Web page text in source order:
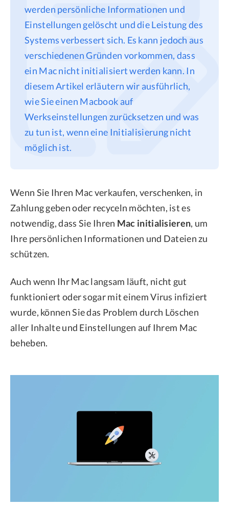
werden persönliche Informationen und
Einstellungen gelöscht und die Leistung des
Systems verbessert sich. Es kann jedoch aus
verschiedenen Gründen vorkommen, dass
ein Mac nicht initialisiert werden kann. In
diesem Artikel erläutern wir ausführlich,
wie Sie einen Macbook auf
Werkseinstellungen zurücksetzen und was
zu tun ist, wenn eine Initialisierung nicht
möglich ist.
Wenn Sie Ihren Mac verkaufen, verschenken, in
Zahlung geben oder recyceln möchten, ist es
notwendig, dass Sie Ihren Mac initialisieren, um
Ihre persönlichen Informationen und Dateien zu
schützen.
Auch wenn Ihr Mac langsam läuft, nicht gut
funktioniert oder sogar mit einem Virus infiziert
wurde, können Sie das Problem durch Löschen
aller Inhalte und Einstellungen auf Ihrem Mac
beheben.